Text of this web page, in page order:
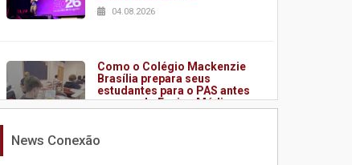
04.08.2026
Como o Colégio Mackenzie
Brasília prepara seus
estudantes para o PAS antes
mesmo do Ensino Médio
News Conexão